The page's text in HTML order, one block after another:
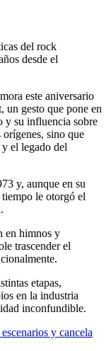
del rock
desde el
este aniversario
un gesto que pone en
y su influencia sobre
sino que
el legado del
y, aunque en su
le otorgó el
en himnos y
trascender el
etapas,
en la industria
inconfundible.
y cancela